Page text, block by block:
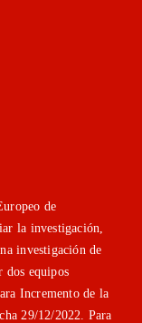
de
la investigación,
investigación de
dos equipos
Incremento de la
29/12/2022. Para